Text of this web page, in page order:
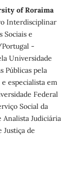
of Roraima
Interdisciplinar
Sociais e
Portugal -
Universidade
Públicas pela
especialista em
Federal
Social da
Analista Judiciária
Justiça de